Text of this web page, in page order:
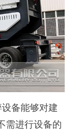
设备能够对建
需进行设备的